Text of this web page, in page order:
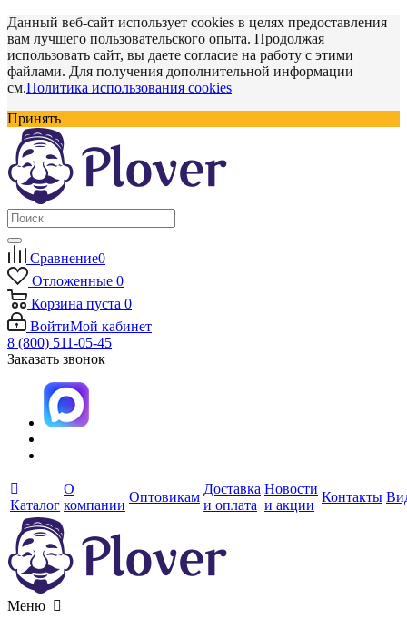
Данный веб-сайт использует cookies в целях предоставления
вам лучшего пользовательского опыта. Продолжая
использовать сайт, вы даете согласие на работу с этими
файлами. Для получения дополнительной информации
см.Политика использования cookies
Принять
Сравнение0
Отложенные 0
Корзина пуста 0
ВойтиМой кабинет
8 (800) 511-05-45
Заказать звонок
Каталог
О
компании
Оптовикам
Доставка
и оплата
Новости
и акции
Контакты
Меню